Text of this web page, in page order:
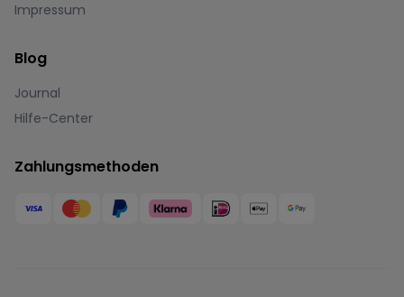
Impressum
Blog
Journal
Hilfe-Center
Zahlungsmethoden